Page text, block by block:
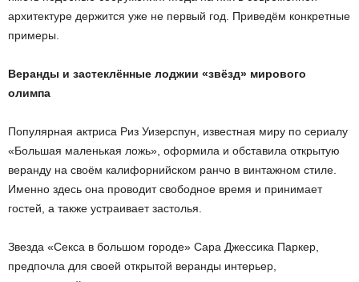
архитектуре держится уже не первый год. Приведём конкретные
примеры.
Веранды и застеклённые лоджии «звёзд» мирового
олимпа
Популярная актриса Риз Уизерспун, известная миру по сериалу
«Большая маленькая ложь», оформила и обставила открытую
веранду на своём калифорнийском ранчо в винтажном стиле.
Именно здесь она проводит свободное время и принимает
гостей, а также устраивает застолья.
Звезда «Секса в большом городе» Сара Джессика Паркер,
предпочла для своей открытой веранды интерьер,